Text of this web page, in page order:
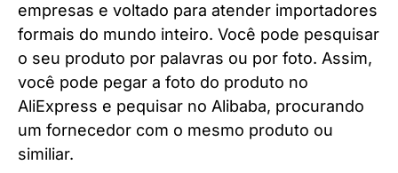
empresas e voltado para atender importadores
formais do mundo inteiro. Você pode pesquisar
o seu produto por palavras ou por foto. Assim,
você pode pegar a foto do produto no
AliExpress e pequisar no Alibaba, procurando
um fornecedor com o mesmo produto ou
similiar.